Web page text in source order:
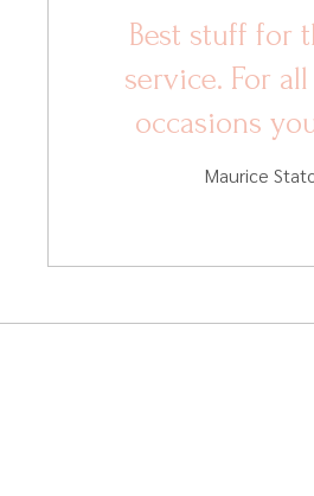
Best stuff for
service. For
occasions
Maurice